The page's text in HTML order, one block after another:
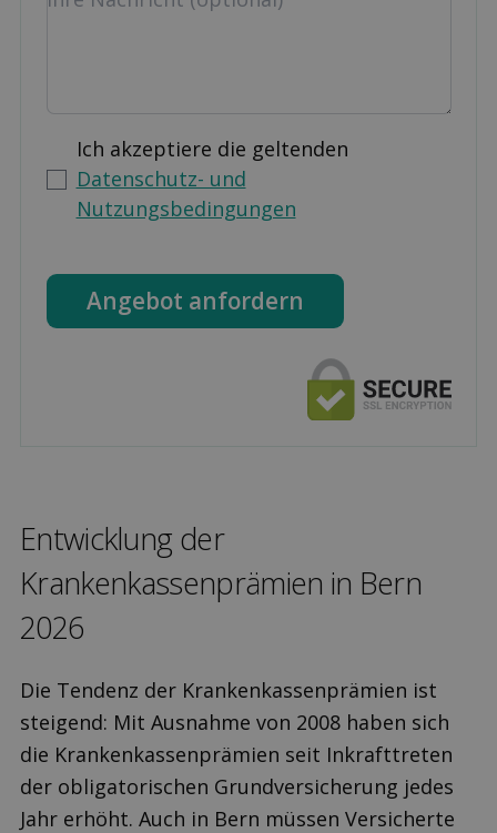
Ich akzeptiere die geltenden
Datenschutz- und
Nutzungsbedingungen
Angebot anfordern
Ent­wicklung der
Krankenkassenprämien in Bern
2026
Die Tendenz der Krankenkassenprämien ist
steigend: Mit Ausnahme von 2008 haben sich
die Krankenkassenprämien seit Inkrafttreten
der obligatorischen Grundversicherung jedes
Jahr erhöht. Auch in Bern müssen Versicherte